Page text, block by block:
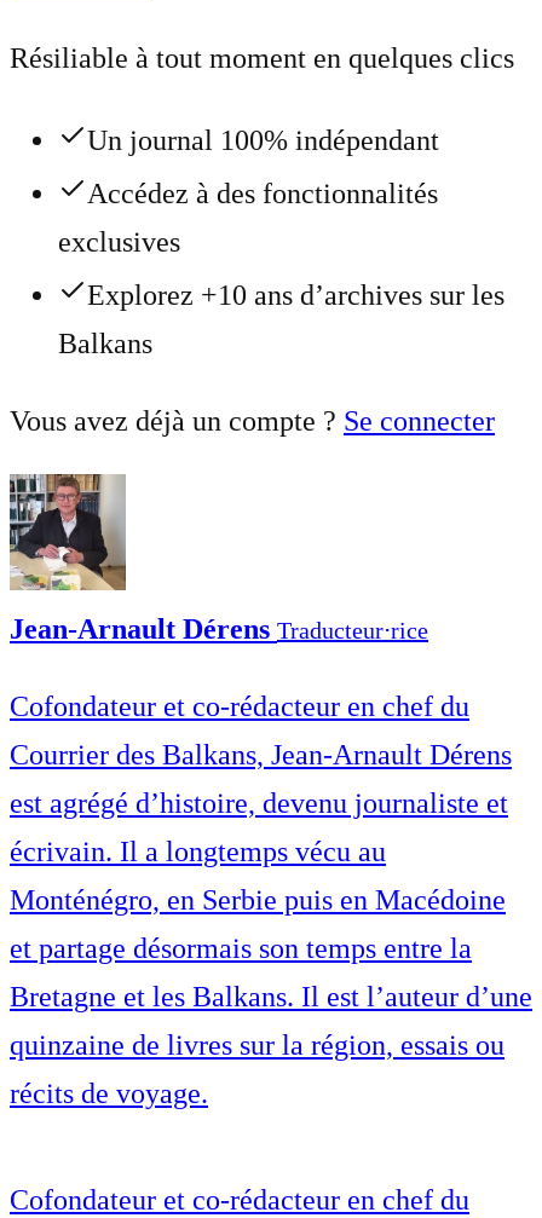
Résiliable à tout moment en quelques clics
Un journal 100% indépendant
Accédez à des fonctionnalités
exclusives
Explorez +10 ans d’archives sur les
Balkans
Vous avez déjà un compte ? Se connecter
Jean-Arnault Dérens Traducteur⋅rice
Cofondateur et co-rédacteur en chef du
Courrier des Balkans, Jean-Arnault Dérens
est agrégé d’histoire, devenu journaliste et
écrivain. Il a longtemps vécu au
Monténégro, en Serbie puis en Macédoine
et partage désormais son temps entre la
Bretagne et les Balkans. Il est l’auteur d’une
quinzaine de livres sur la région, essais ou
récits de voyage.
Cofondateur et co-rédacteur en chef du